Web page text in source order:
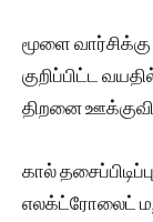
மூளை
குறிப்பிட்ட
திறனை
கால்
எலக்ட்ரோலைட்